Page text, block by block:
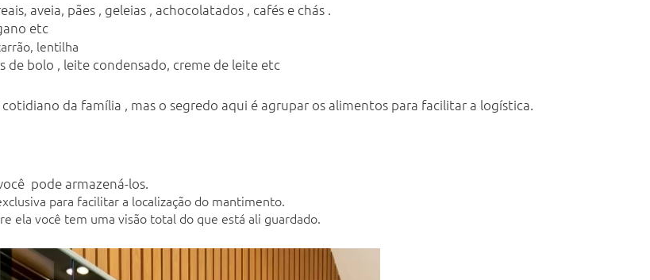
aveia, pães , geleias , achocolatados , cafés e chás .
etc
lentilha
de bolo , leite condensado, creme de leite etc
da família , mas o segredo aqui é agrupar os alimentos para facilitar a logística.
pode armazená-los.
para facilitar a localização do mantimento.
ela você tem uma visão total do que está ali guardado.